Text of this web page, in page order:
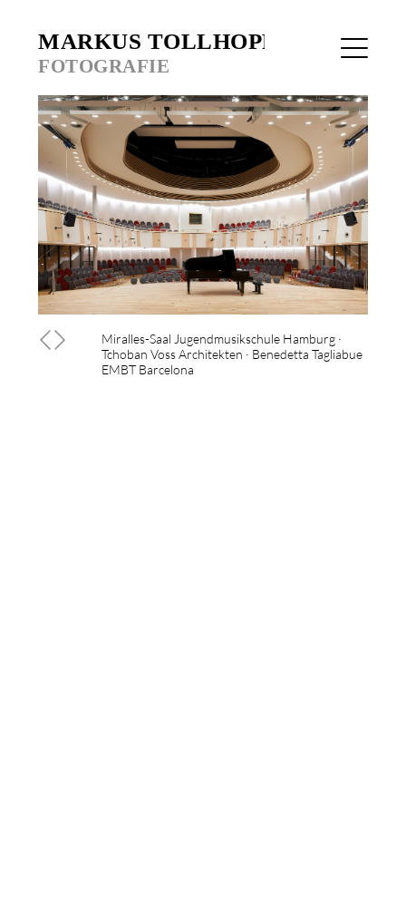
Miralles-Saal Jugendmusikschule Hamburg ·
Tchoban Voss Architekten · Benedetta Tagliabue
EMBT Barcelona